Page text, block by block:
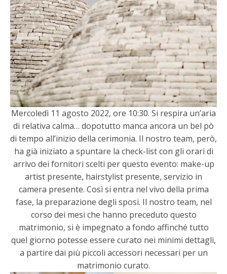
Mercoledì 11 agosto 2022, ore 10:30. Si respira un’aria
di relativa calma… dopotutto manca ancora un bel pò
di tempo all’inizio della cerimonia. Il nostro team, però,
ha già iniziato a spuntare la check-list con gli orari di
arrivo dei fornitori scelti per questo evento: make-up
artist presente, hairstylist presente, servizio in
camera presente. Così si entra nel vivo della prima
fase, la preparazione degli sposi. Il nostro team, nel
corso dei mesi che hanno preceduto questo
matrimonio, si è impegnato a fondo affinché tutto
quel giorno potesse essere curato nei minimi dettagli,
a partire dai più piccoli accessori necessari per un
matrimonio curato.